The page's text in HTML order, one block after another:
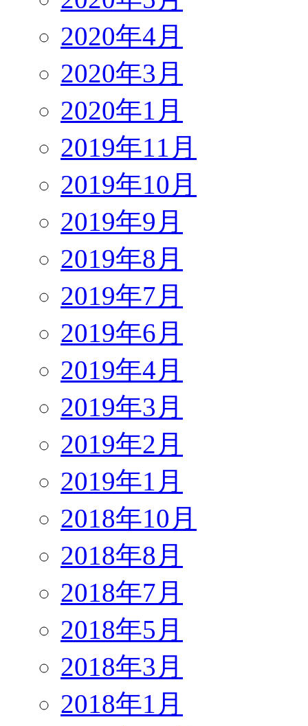
2020年4月
2020年3月
2020年1月
2019年11月
2019年10月
2019年9月
2019年8月
2019年7月
2019年6月
2019年4月
2019年3月
2019年2月
2019年1月
2018年10月
2018年8月
2018年7月
2018年5月
2018年3月
2018年1月